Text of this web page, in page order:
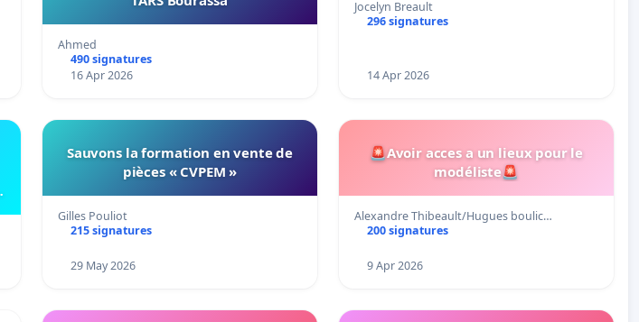
Ahmed
490 signatures
16 Apr 2026
Jocelyn Breault
296 signatures
14 Apr 2026
Sauvons la formation en vente de
pièces « CVPEM »
Gilles Pouliot
215 signatures
29 May 2026
🚨Avoir acces a un lieux pour le
modéliste🚨
Alexandre Thibeault/Hugues boulic…
200 signatures
9 Apr 2026